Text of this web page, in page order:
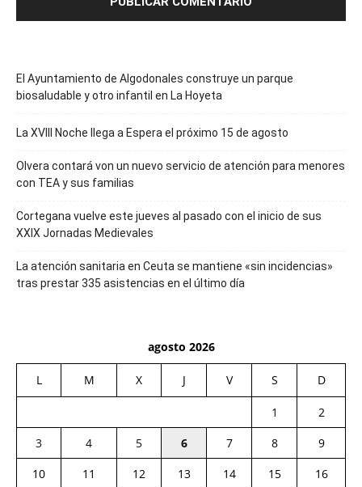
El Ayuntamiento de Algodonales construye un parque
biosaludable y otro infantil en La Hoyeta
La XVIII Noche llega a Espera el próximo 15 de agosto
Olvera contará von un nuevo servicio de atención para menores
con TEA y sus familias
Cortegana vuelve este jueves al pasado con el inicio de sus
XXIX Jornadas Medievales
La atención sanitaria en Ceuta se mantiene «sin incidencias»
tras prestar 335 asistencias en el último día
agosto 2026
L M X J V S D
1
2
3
4 5 6 7 8
9
10
11 12 13 14 15
16